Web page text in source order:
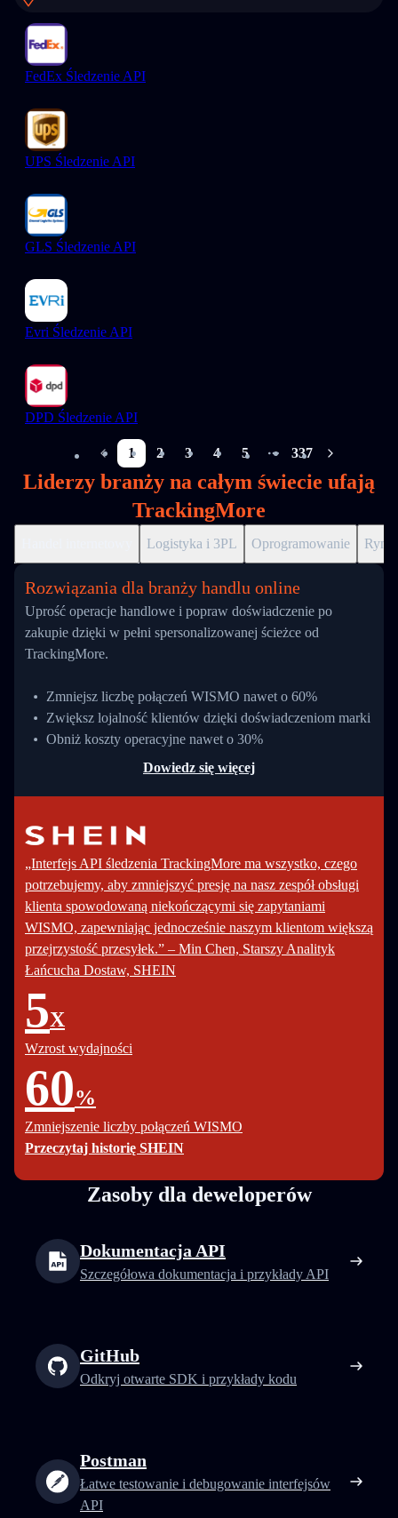
FedEx Śledzenie API
UPS Śledzenie API
GLS Śledzenie API
Evri Śledzenie API
DPD Śledzenie API
1 2 3 4 5
More pages
337
Liderzy branży na całym świecie ufają
TrackingMore
Logistyka i 3PL Oprogramowanie
Rozwiązania dla branży handlu online
Uprość operacje handlowe i popraw doświadczenie po
zakupie dzięki w pełni spersonalizowanej ścieżce od
TrackingMore.
Zmniejsz liczbę połączeń WISMO nawet o 60%
Zwiększ lojalność klientów dzięki doświadczeniom marki
Obniż koszty operacyjne nawet o 30%
Dowiedz się więcej
„Interfejs API śledzenia TrackingMore ma wszystko, czego
potrzebujemy, aby zmniejszyć presję na nasz zespół obsługi
klienta spowodowaną niekończącymi się zapytaniami
WISMO, zapewniając jednocześnie naszym klientom większą
przejrzystość przesyłek.” – Min Chen, Starszy Analityk
Łańcucha Dostaw, SHEIN
5X
Wzrost wydajności
60%
Zmniejszenie liczby połączeń WISMO
Przeczytaj historię SHEIN
Zasoby dla deweloperów
Dokumentacja API
Szczegółowa dokumentacja i przykłady API
GitHub
Odkryj otwarte SDK i przykłady kodu
Postman
Łatwe testowanie i debugowanie interfejsów
API